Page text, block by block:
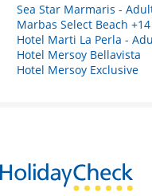
Sea Star Marmaris -
Marbas Select Beach +14
Hotel Marti La Perla -
Hotel Mersoy Bellavista
Hotel Mersoy Exclusive